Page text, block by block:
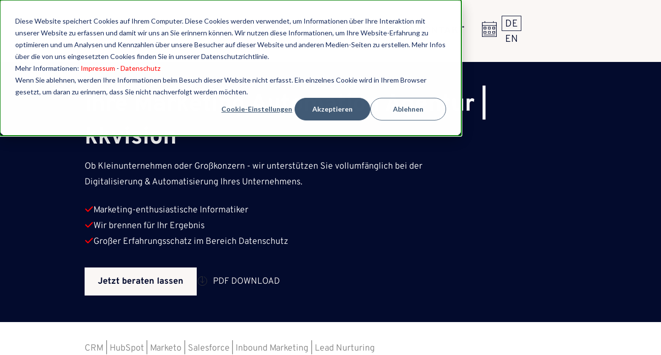
Diese Website speichert Cookies auf Ihrem Computer. Diese Cookies werden verwendet, um Informationen über Ihre Interaktion mit
unserer Website zu erfassen und damit wir uns an Sie erinnern können. Wir nutzen diese Informationen, um Ihre Website-Erfahrung zu
optimieren und um Analysen und Kennzahlen über unsere Besucher auf dieser Website und anderen Medien-Seiten zu erstellen. Mehr Infos
über die von uns eingesetzten Cookies finden Sie in unserer Datenschutzrichtlinie.
Mehr Informationen: Impressum - Datenschutz
Wenn Sie ablehnen, werden Ihre Informationen beim Besuch dieser Website nicht erfasst. Ein einzelnes Cookie wird in Ihrem Browser
gesetzt, um daran zu erinnern, dass Sie nicht nachverfolgt werden möchten.
Cookie-Einstellungen Akzeptieren Ablehnen
ÜBER UNSLEISTUNGENKNOWLEDGE BASEKONTAKT
DE
EN
Ihre Marketing Automation Agentur |
kkvision
Ob Kleinunternehmen oder Großkonzern - wir unterstützen Sie vollumfänglich bei der
Digitalisierung & Automatisierung Ihres Unternehmens.
Marketing-enthusiastische Informatiker
Wir brennen für Ihr Ergebnis
Großer Erfahrungsschatz im Bereich Datenschutz
Jetzt beraten lassen PDF DOWNLOAD
CRM HubSpot Marketo Salesforce Inbound Marketing Lead Nurturing